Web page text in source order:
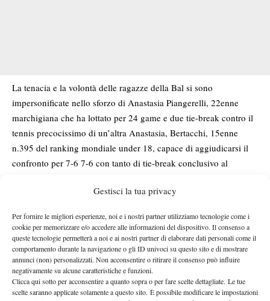
Gestisci la tua privacy
Per fornire le migliori esperienze, noi e i nostri partner utilizziamo tecnologie come i
cookie per memorizzare e/o accedere alle informazioni del dispositivo. Il consenso a
queste tecnologie permetterà a noi e ai nostri partner di elaborare dati personali come il
comportamento durante la navigazione o gli ID univoci su questo sito e di mostrare
annunci (non) personalizzati. Non acconsentire o ritirare il consenso può influire
negativamente su alcune caratteristiche e funzioni.
Clicca qui sotto per acconsentire a quanto sopra o per fare scelte dettagliate. Le tue
scelte saranno applicate solamente a questo sito. È possibile modificare le impostazioni
La tenacia e la volontà delle ragazze della Bal si sono
impersonificate nello sforzo di Anastasia Piangerelli, 22enne
marchigiana che ha lottato per 24 game e due tie-break contro il
tennis precocissimo di un’altra Anastasia, Bertacchi, 15enne
n.395 del ranking mondiale under 18, capace di aggiudicarsi il
confronto per 7-6 7-6 con tanto di tie-break conclusivo al
delle toscane ha portato la firma di Claudia Giovine, già n.257
sulla riminese classe 2002 Rubina De Ponti per 6-2 6-4
indirizzando così l’esito della sfida. Andata poi in archivio con il
doppio e con il risultato di 4-0, frutto del successo firmato da
Paolini e Bertacchi su De Ponti e Catini. Sabato prossimo la gara
di ritorno a Forte dei Marmi, dove le speranze di restare attaccate